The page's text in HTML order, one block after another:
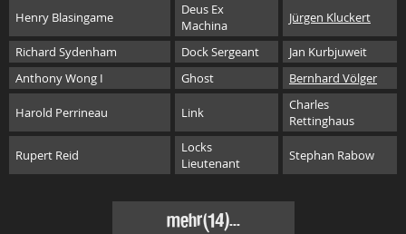
Henry Blasingame
Deus Ex
Machina
Jürgen Kluckert
Richard Sydenham Dock Sergeant
Jan Kurbjuweit
Anthony Wong I
Ghost Bernhard Völger
Harold Perrineau Link
Charles
Rettinghaus
Rupert Reid
Locks
Lieutenant
Stephan Rabow
mehr(14)...